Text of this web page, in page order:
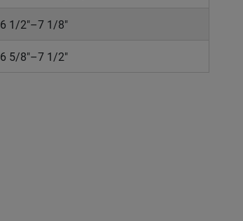
6 1/2"–7 1/8"
6 5/8"–7 1/2"